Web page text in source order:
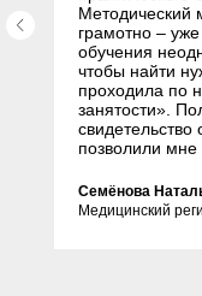
Методический
грамотно –
обучения
чтобы найти
проходила по
занятости».
свидетельство
позволили
Семёнова
Медицинский